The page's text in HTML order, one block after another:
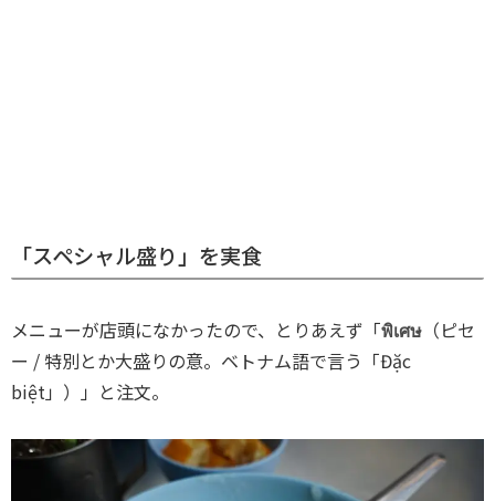
「スペシャル盛り」を実食
メニューが店頭になかったので、とりあえず「พิเศษ （ピセ
ー / 特別とか大盛りの意。ベトナム語で言う「Đặc
biệt」）」と注文。